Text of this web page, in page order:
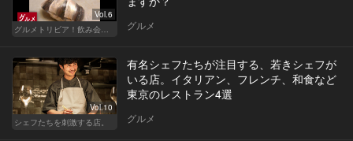
Vol.6
グルメトリビア！飲み会やデートで会話のネタになるQ＆A
グルメ
Vol.10
シェフたちを刺激する店。
有名シェフたちが注目する、若きシェフが
いる店。イタリアン、フレンチ、和食など
東京のレストラン4選
グルメ